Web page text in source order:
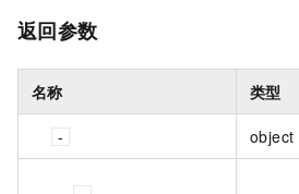
返回参数
名称 类型
object